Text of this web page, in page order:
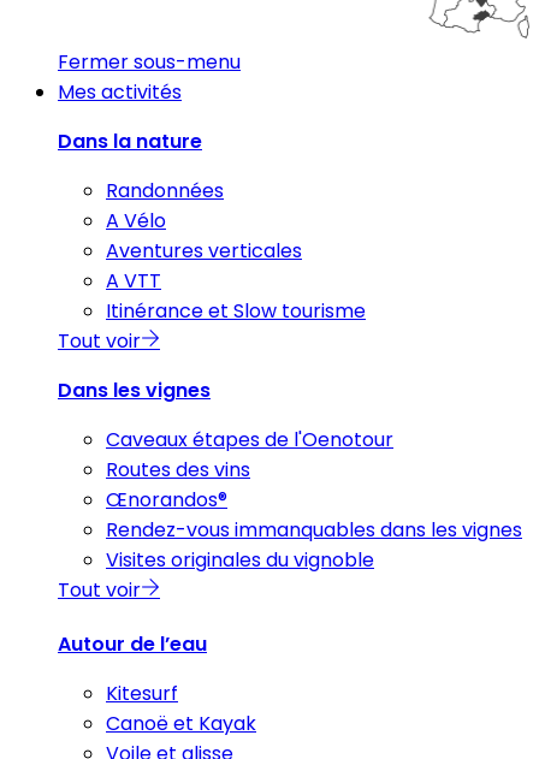
Fermer sous-menu
Mes activités
Dans la nature
Randonnées
A Vélo
Aventures verticales
A VTT
Itinérance et Slow tourisme
Tout voir
Dans les vignes
Caveaux étapes de l'Oenotour
Routes des vins
Œnorandos®
Rendez-vous immanquables dans les vignes
Visites originales du vignoble
Tout voir
Autour de l’eau
Kitesurf
Canoë et Kayak
Voile et glisse